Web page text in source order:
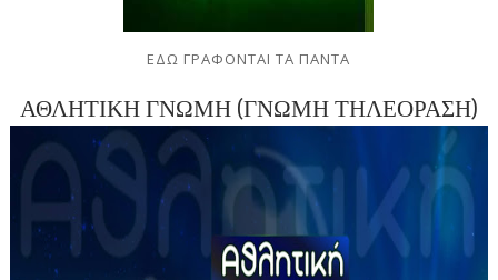
ΕΔΩ ΓΡΑΦΟΝΤΑΙ ΤΑ ΠΑΝΤΑ
ΑΘΛΗΤΙΚΗ ΓΝΩΜΗ (ΓΝΩΜΗ ΤΗΛΕΟΡΑΣΗ)